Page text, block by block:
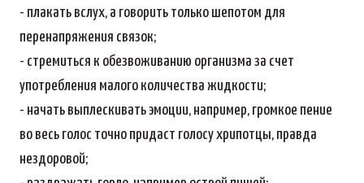
- плакать вслух, а говорить только шепотом для
перенапряжения связок;
- стремиться к обезвоживанию организма за счет
употребления малого количества жидкости;
- начать выплескивать эмоции, например, громкое пение
во весь голос точно придаст голосу хрипотцы, правда
нездоровой;